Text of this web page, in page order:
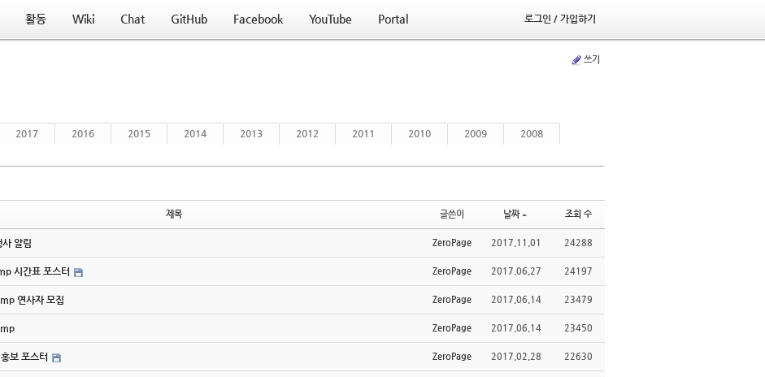
활동 Wiki Chat GitHub Facebook YouTube Portal 로그인 / 가입하기
쓰기
2017 2016 2015 2014 2013 2012 2011 2010 2009
2008
제목 글쓴이 날짜 조회 수
알림 ZeroPage 2017.11.01 24288
시간표 포스터 ZeroPage 2017.06.27 24197
연사자 모집 ZeroPage 2017.06.14 23479
ZeroPage 2017.06.14 23450
보 포스터 ZeroPage 2017.02.28 22630